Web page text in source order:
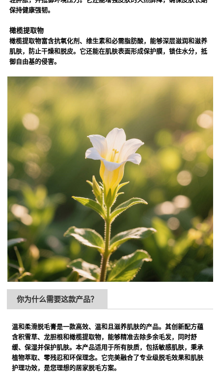
保持健康强韧。
橄榄提取物
橄榄提取物富含抗氧化剂、维生素和必需脂肪酸，能够深层滋润和滋养
肌肤，防止干燥和脱皮。它还能在肌肤表面形成保护膜，锁住水分，抵
御自由基的侵害。
你为什么需要这款产品？
温和柔滑脱毛膏是一款高效、温和且滋养肌肤的产品。其创新配方蕴
含积雪草、龙胆根和橄榄提取物，能够精准去除多余毛发，同时舒
缓、保湿并保护肌肤。本产品适用于所有肤质，包括敏感肌肤，秉承
植物萃取、零残忍和环保理念。它完美融合了专业级脱毛效果和肌肤
护理功效，是您理想的居家脱毛方案。